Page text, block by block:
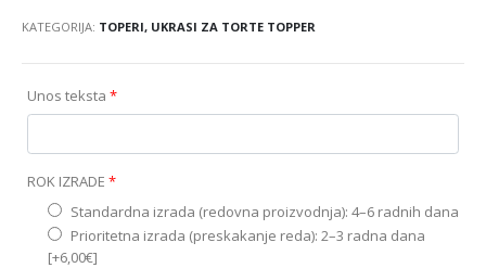
KATEGORIJA: TOPERI, UKRASI ZA TORTE TOPPER
Unos teksta *
ROK IZRADE *
Standardna izrada (redovna proizvodnja): 4–6 radnih dana
Prioritetna izrada (preskakanje reda): 2–3 radna dana
[+6,00€]